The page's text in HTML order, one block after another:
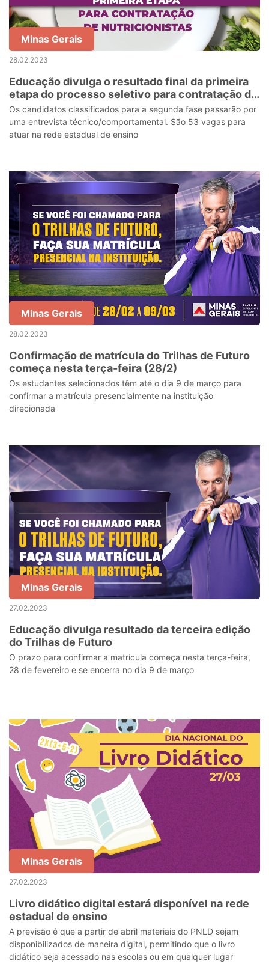
Minas Gerais
28.02.2023
Educação divulga o resultado final da primeira
etapa do processo seletivo para contratação de
Nutricionistas
Os candidatos classificados para a segunda fase passarão por
uma entrevista técnico/comportamental. São 53 vagas para
atuar na rede estadual de ensino
Minas Gerais
28.02.2023
Confirmação de matrícula do Trilhas de Futuro
começa nesta terça-feira (28/2)
Os estudantes selecionados têm até o dia 9 de março para
confirmar a matrícula presencialmente na instituição
direcionada
Minas Gerais
27.02.2023
Educação divulga resultado da terceira edição
do Trilhas de Futuro
O prazo para confirmar a matrícula começa nesta terça-feira,
28 de fevereiro e se encerra no dia 9 de março
Minas Gerais
27.02.2023
Livro didático digital estará disponível na rede
estadual de ensino
A previsão é que a partir de abril materiais do PNLD sejam
disponibilizados de maneira digital, permitindo que o livro
didático seja acessado nas escolas ou em qualquer lugar